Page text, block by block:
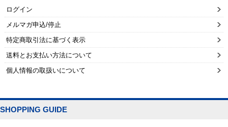
ログイン
メルマガ申込/停止
特定商取引法に基づく表示
送料とお支払い方法について
個人情報の取扱いについて
SHOPPING GUIDE